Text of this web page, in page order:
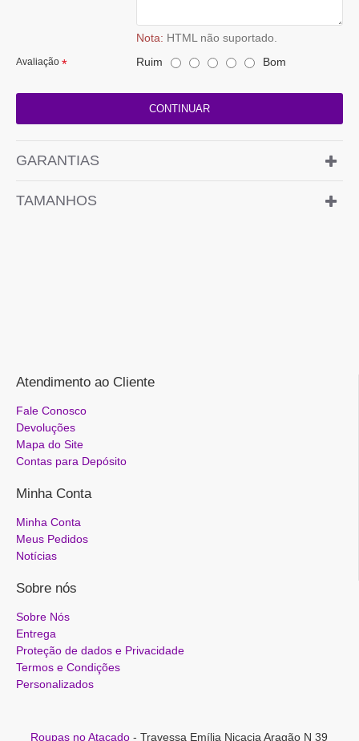
Nota: HTML não suportado.
Avaliação Ruim Bom
CONTINUAR
GARANTIAS
TAMANHOS
Atendimento ao Cliente
Fale Conosco
Devoluções
Mapa do Site
Contas para Depósito
Minha Conta
Minha Conta
Meus Pedidos
Notícias
Sobre nós
Sobre Nós
Entrega
Proteção de dados e Privacidade
Termos e Condições
Personalizados
Roupas no Atacado - Travessa Emília Nicacia Aragão N 39